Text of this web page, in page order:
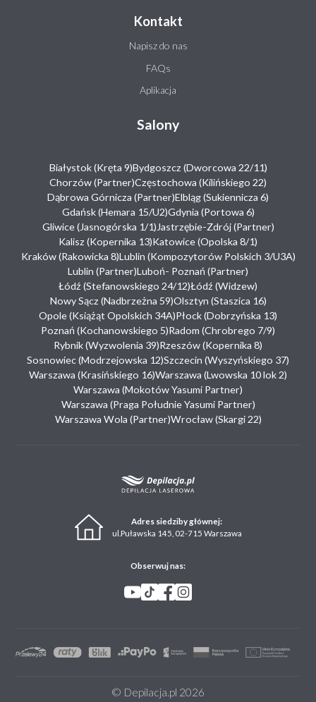
Kontakt
Napisz do nas
FAQs
Aplikacja
Salony
Białystok (Kręta 9)Bydgoszcz (Dworcowa 22/11)
Chorzów (Partner)Częstochowa (Kilińskiego 22)
Dąbrowa Górnicza (Partner)Elbląg (Sukiennicza 6)
Gdańsk (Hemara 15/U2)Gdynia (Portowa 6)
Gliwice (Jasnogórska 1/1) Jastrzębie-Zdrój (Partner)
Kalisz (Kopernika 13)Katowice (Opolska 8/1)
Kraków (Rakowicka 8)Lublin (Kompozytorów Polskich 3/U3A)
Lublin (Partner)Luboń- Poznań (Partner)
Łódź (Stefanowskiego 24/12)Łódź (Widzew)
Nowy Sącz (Nadbrzeżna 59)Olsztyn (Staszica 16)
Opole (Książąt Opolskich 34A)Płock (Dobrzyńska 13)
Poznań (Kochanowskiego 5)Radom (Chrobrego 7/9)
Rybnik (Wyzwolenia 39)Rzeszów (Kopernika 8)
Sosnowiec (Modrzejowska 12)Szczecin (Wyszyńskiego 37)
Warszawa (Krasińskiego 16)Warszawa (Lwowska 10 lok 2)
Warszawa (Mokotów Yasumi Partner)
Warszawa (Praga Południe Yasumi Partner)
Warszawa Wola (Partner)Wrocław (Skargi 22)
Adres siedziby głównej:
ul.Puławska 145, 02-715 Warszawa
Obserwuj nas:
© Depilacja.pl 2026